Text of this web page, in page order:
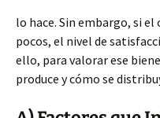
lo hace. Sin embargo, si
pocos, el nivel de
ello, para valorar ese
produce y cómo se